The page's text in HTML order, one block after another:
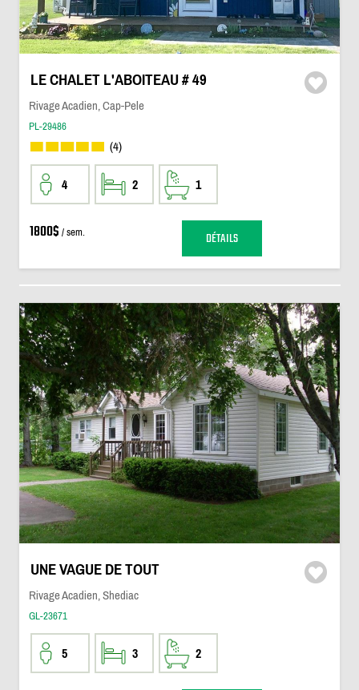
LE CHALET L'ABOITEAU # 49
Rivage Acadien, Cap-Pele
PL-29486
(4)
4 2 1
1800$ / sem. DÉTAILS
UNE VAGUE DE TOUT
Rivage Acadien, Shediac
GL-23671
5 3 2